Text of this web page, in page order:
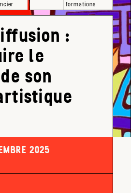
formations
:
le
son
2025